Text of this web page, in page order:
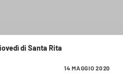
di Santa Rita
14 MAGGIO 2020